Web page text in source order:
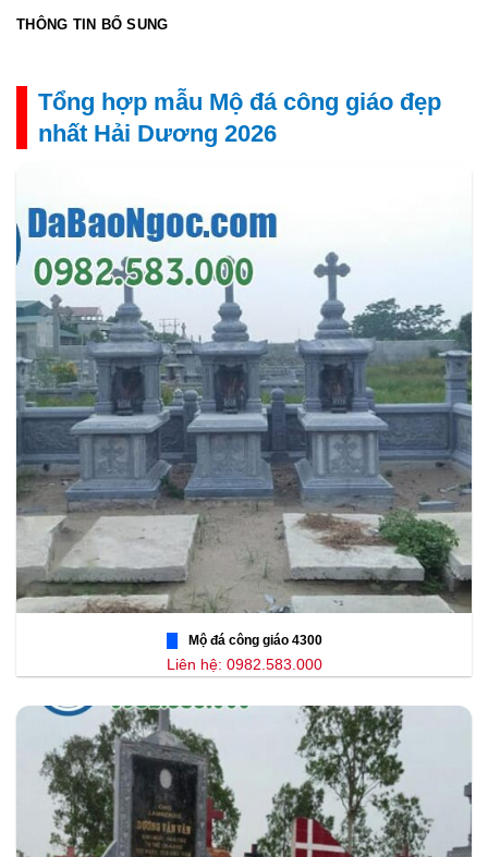
THÔNG TIN BỔ SUNG
Tổng hợp mẫu Mộ đá công giáo đẹp
nhất Hải Dương 2026
Mộ đá công giáo 4300
Liên hệ: 0982.583.000